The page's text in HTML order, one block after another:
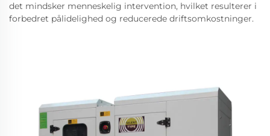
det mindsker menneskelig intervention, hvilket resulterer i
forbedret pålidelighed og reducerede driftsomkostninger.